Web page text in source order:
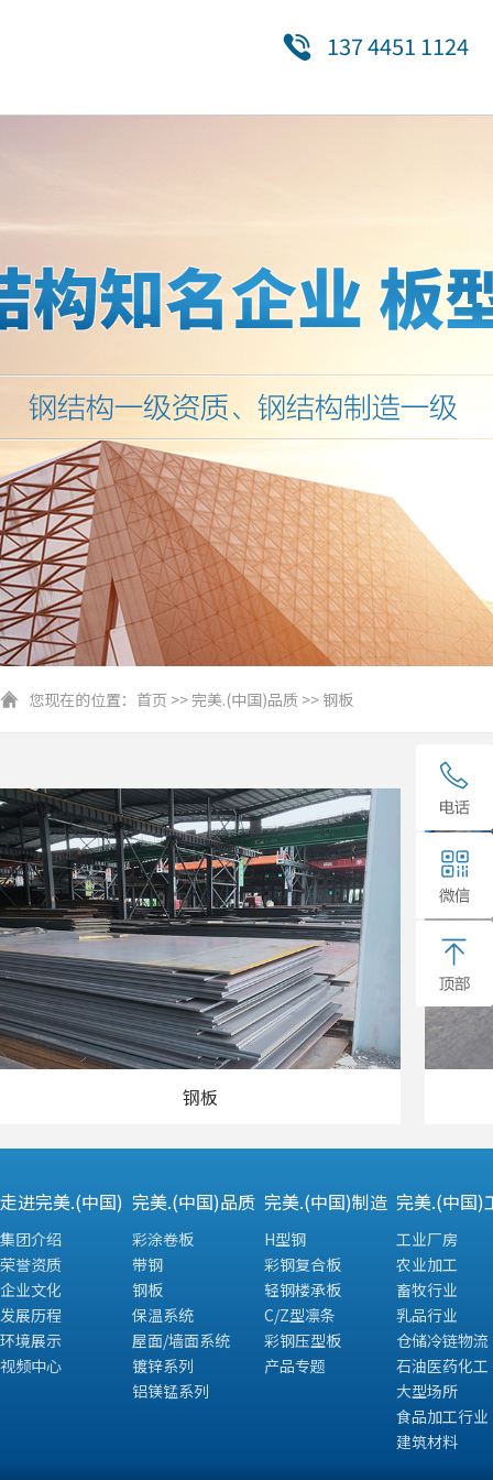
137 4451 1124
您现在的位置： 首页 >> 完美.(中国)品质 >> 钢板
钢板
走进完美.(中国)
集团介绍
荣誉资质
企业文化
发展历程
环境展示
视频中心
完美.(中国)品质
彩涂卷板
带钢
钢板
保温系统
屋面/墙面系统
镀锌系列
铝镁锰系列
完美.(中国)制造
H型钢
彩钢复合板
轻钢楼承板
C/Z型凛条
彩钢压型板
产品专题
完美.(中国)
工业厂房
农业加工
畜牧行业
乳品行业
仓储冷链物流
石油医药化工
大型场所
食品加工行业
建筑材料